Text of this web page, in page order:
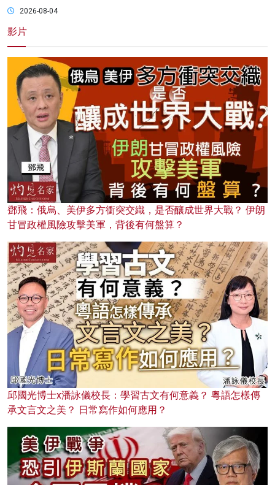
2026-08-04
影片
鄧飛：俄烏、美伊多方衝突交織，是否釀成世界大戰？ 伊朗
甘冒政權風險攻擊美軍，背後有何盤算？
邱國光博士x潘詠儀校長：學習古文有何意義？ 粵語怎樣傳
承文言文之美？ 日常寫作如何應用？